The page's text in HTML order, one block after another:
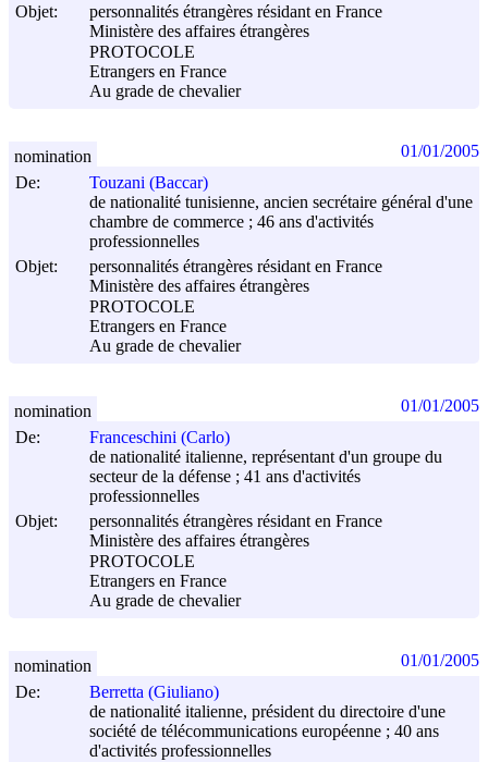
Objet:
personnalités étrangères résidant en France
Ministère des affaires étrangères
PROTOCOLE
Etrangers en France
Au grade de chevalier
De:
Touzani (Baccar)
de nationalité tunisienne, ancien secrétaire général d'une
chambre de commerce ; 46 ans d'activités
professionnelles
Objet:
personnalités étrangères résidant en France
Ministère des affaires étrangères
PROTOCOLE
Etrangers en France
Au grade de chevalier
nomination 01/01/2005
De:
Franceschini (Carlo)
de nationalité italienne, représentant d'un groupe du
secteur de la défense ; 41 ans d'activités
professionnelles
Objet:
personnalités étrangères résidant en France
Ministère des affaires étrangères
PROTOCOLE
Etrangers en France
Au grade de chevalier
nomination 01/01/2005
De:
Berretta (Giuliano)
de nationalité italienne, président du directoire d'une
société de télécommunications européenne ; 40 ans
d'activités professionnelles
nomination 01/01/2005